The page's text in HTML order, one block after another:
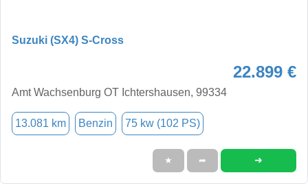
Suzuki (SX4) S-Cross
22.899 €
Amt Wachsenburg OT Ichtershausen, 99334
13.081 km Benzin 75 kw (102 PS)
★ ➦ ➜